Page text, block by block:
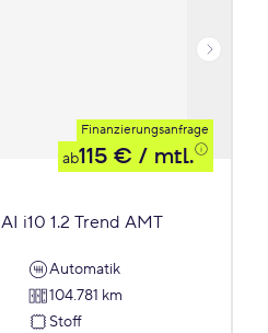
Finanzierungsanfrage
ab115 € / mtl.
i10 1.2 Trend AMT
Automatik
104.781 km
Stoff